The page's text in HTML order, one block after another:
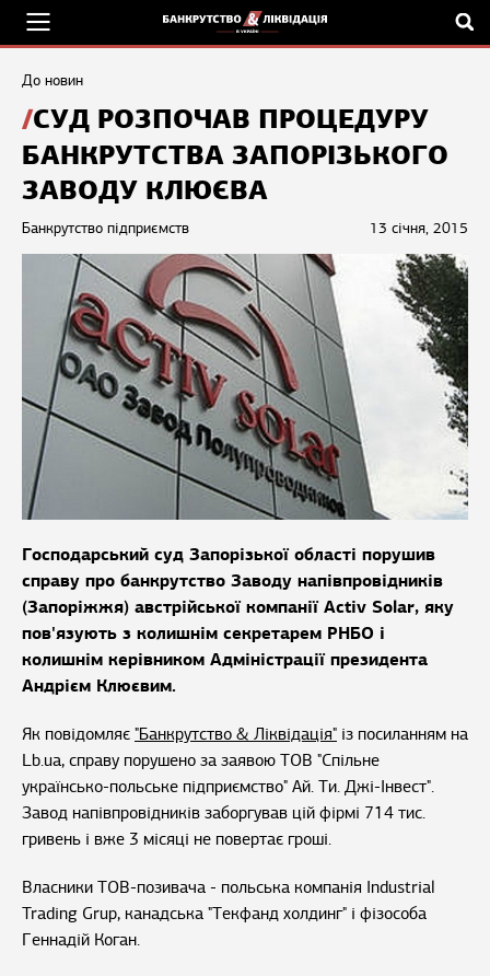
До новин
СУД РОЗПОЧАВ ПРОЦЕДУРУ
БАНКРУТСТВА ЗАПОРІЗЬКОГО
ЗАВОДУ КЛЮЄВА
13 січня, 2015
Банкрутство підприємств
Господарський суд Запорізької області порушив
справу про банкрутство Заводу напівпровідників
(Запоріжжя) австрійської компанії Activ Solar, яку
пов'язують з колишнім секретарем РНБО і
колишнім керівником Адміністрації президента
Андрієм Клюєвим.
Як повідомляє "Банкрутство & Ліквідація" із посиланням на
Lb.ua, справу порушено за заявою ТОВ "Спільне
українсько-польське підприємство" Ай. Ти. Джі-Інвест".
Завод напівпровідників заборгував цій фірмі 714 тис.
гривень і вже 3 місяці не повертає гроші.
Власники ТОВ-позивача - польська компанія Industrial
Trading Grup, канадська "Текфанд холдинг" і фізособа
Геннадій Коган.